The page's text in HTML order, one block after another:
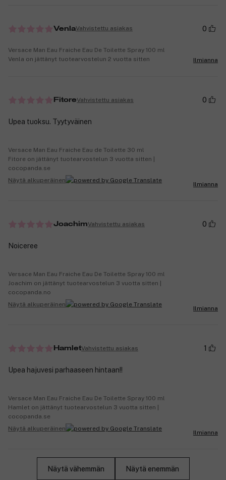
VenlaVahvistettu asiakas 0
Versace Man Eau Fraiche Eau De Toilette Spray 100 ml
Venla on jättänyt tuotearvostelun 2 vuotta sitten
Ilmianna
FitoreVahvistettu asiakas 0
Upea tuoksu. Tyytyväinen
Versace Man Eau Fraiche Eau de Toilette 30 ml
Fitore on jättänyt tuotearvostelun 3 vuotta sitten |
cocopanda.se
Näytä alkuperäinen
Ilmianna
JoachimVahvistettu asiakas 0
Noiceree
Versace Man Eau Fraiche Eau De Toilette Spray 100 ml
Joachim on jättänyt tuotearvostelun 3 vuotta sitten |
cocopanda.no
Näytä alkuperäinen
Ilmianna
HamletVahvistettu asiakas 1
Upea hajuvesi parhaaseen hintaan!!
Versace Man Eau Fraiche Eau De Toilette Spray 100 ml
Hamlet on jättänyt tuotearvostelun 3 vuotta sitten |
cocopanda.se
Näytä alkuperäinen
Ilmianna
Näytä vähemmän Näytä enemmän